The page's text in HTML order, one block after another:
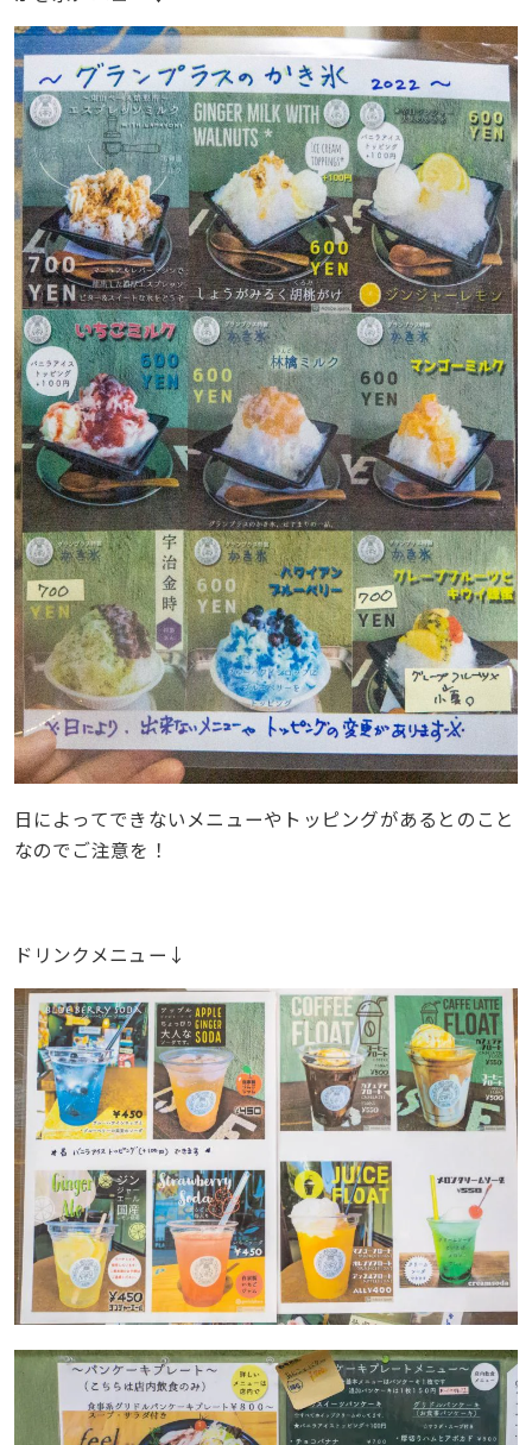
日によってできないメニューやトッピングがあるとのこと
なのでご注意を！
ドリンクメニュー↓